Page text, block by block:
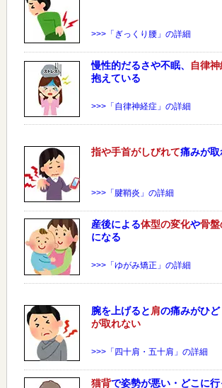
>>>「ぎっくり腰」の詳細
慢性的だるさや不眠、 自律
抱えている
>>>「自律神経症」の詳細
指や手首がしびれて痛みが
>>>「腱鞘炎」の詳細
産後による体型の変化や骨盤
になる
>>>「ゆがみ矯正」の詳細
腕を上げると肩の痛みがひど
が取れない
>>>「四十肩・五十肩」の詳細
猫背で姿勢が悪い・どこに